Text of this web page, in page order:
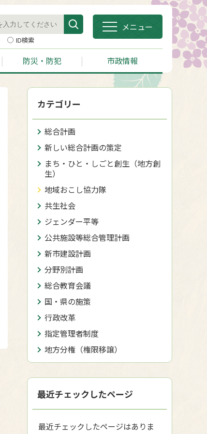
ID検索
メニュー
防災・防犯 市政情報
カテゴリー
総合計画
新しい総合計画の策定
まち・ひと・しごと創生（地方創
生）
地域おこし協力隊
共生社会
ジェンダー平等
公共施設等総合管理計画
新市建設計画
分野別計画
総合教育会議
国・県の施策
行政改革
指定管理者制度
地方分権（権限移譲）
最近チェックしたページ
最近チェックしたページはありま